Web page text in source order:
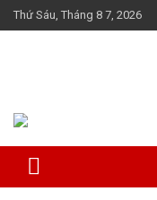
Skip
to
Thứ Sáu, Tháng 8 7, 2026